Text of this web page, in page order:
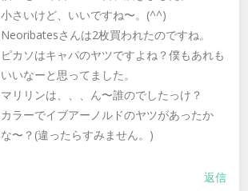
小さいけど、いいですね〜。(^^)
Neoribatesさんは2枚買われたのですね。
ピカソはキャパのヤツですよね？僕もあれも
いいなーと思ってました。
マリリンは、、、ん〜誰のでしたっけ？
カラーでイブアーノルドのヤツがあったか
な〜？(違ったらすみません。)
返信